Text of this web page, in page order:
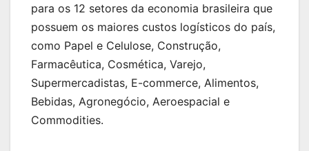
para os 12 setores da economia brasileira que
possuem os maiores custos logísticos do país,
como Papel e Celulose, Construção,
Farmacêutica, Cosmética, Varejo,
Supermercadistas, E-commerce, Alimentos,
Bebidas, Agronegócio, Aeroespacial e
Commodities.